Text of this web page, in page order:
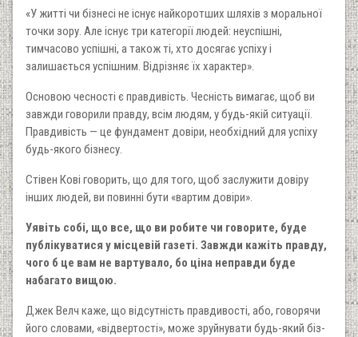
«У житті чи бізнесі не існує най­коротших шляхів з моральної
точки зору. Але існує три категорії людей: неуспішні,
тимчасово успіш­ні, а також ті, хто досягає успіху і
залишається успішним. Від­різняє їх характер».
Основою чесності є правдивість. Чесність вимагає, щоб ви
завжди говорили правду, всім людям, у будь-якій ситуації.
Правдивість — це фундамент довіри, необхідний для успіху
будь-якого бізнесу.
Стівен Кові говорить, що для того, щоб заслужити довіру
інших людей, ви повинні бути «вартим довіри».
Уявіть собі, що все, що ви робите чи говорите, буде
публікуватися у місцевій газеті. Завжди кажіть правду,
чого б це вам не вартувало, бо ціна неправди буде
набагато вищою.
Джек Велч каже, що відсутність правдивості, або, говорячи
його словами, «відвертості», може зруйнувати будь-який біз­